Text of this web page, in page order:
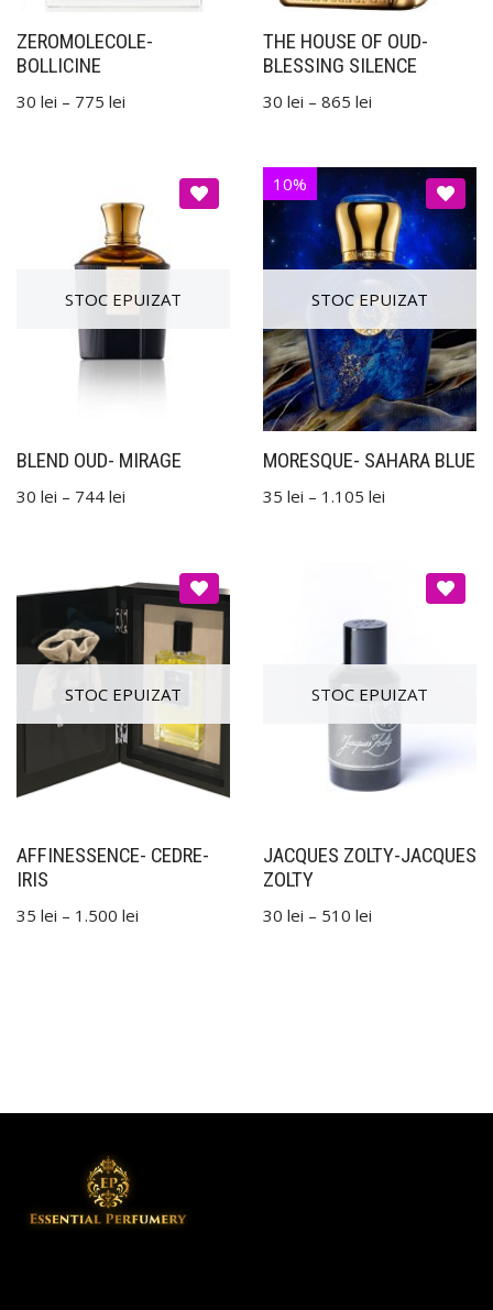
ZEROMOLECOLE-
BOLLICINE
30 lei – 775 lei
THE HOUSE OF OUD-
BLESSING SILENCE
30 lei – 865 lei
BLEND OUD- MIRAGE
30 lei – 744 lei
10%
MORESQUE- SAHARA BLUE
35 lei – 1.105 lei
AFFINESSENCE- CEDRE-
IRIS
35 lei – 1.500 lei
JACQUES ZOLTY-JACQUES
ZOLTY
30 lei – 510 lei